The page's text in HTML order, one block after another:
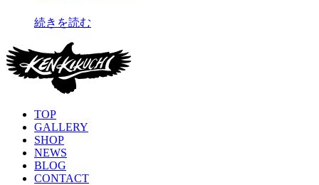
続きを読む
TOP
GALLERY
SHOP
NEWS
BLOG
CONTACT